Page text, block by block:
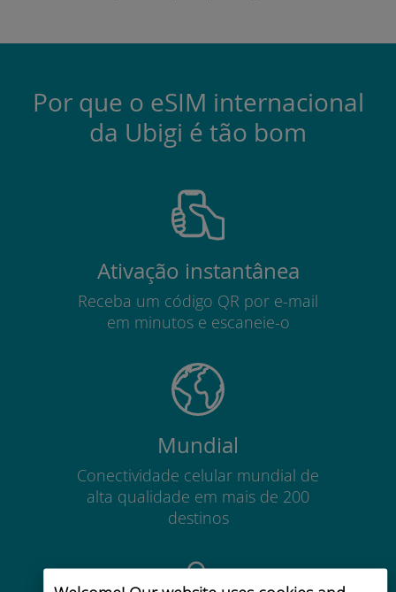
Por que o eSIM internacional
da Ubigi é tão bom
Ativação instantânea
Receba um código QR por e-mail
em minutos e escaneie-o
Mundial
Conectividade celular mundial de
alta qualidade em mais de 200
destinos